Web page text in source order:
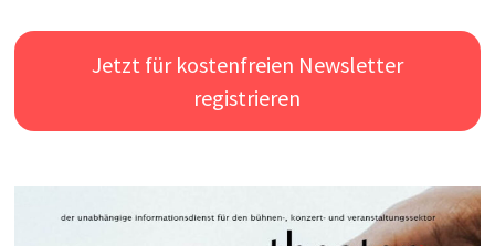
Jetzt für kostenfreien Newsletter
registrieren